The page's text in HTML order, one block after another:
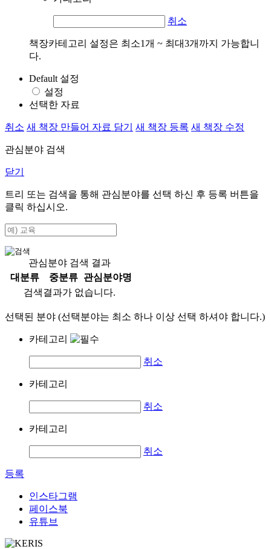
취소
책장카테고리 설정은 최소1개 ~ 최대3개까지 가능합니
다.
Default 설정
설정
선택한 자료
취소 새 책장 만들어 자료 담기 새 책장 등록 새 책장 수정
관심분야 검색
닫기
트리 또는 검색을 통해 관심분야를 선택 하신 후 등록 버튼을
클릭 하십시오.
관심분야 검색 결과
대분류
중분류
관심분야명
검색결과가 없습니다.
선택된 분야 (선택분야는 최소 하나 이상 선택 하셔야 합니다.)
카테고리
취소
카테고리
취소
카테고리
취소
등록
인스타그램
페이스북
유튜브